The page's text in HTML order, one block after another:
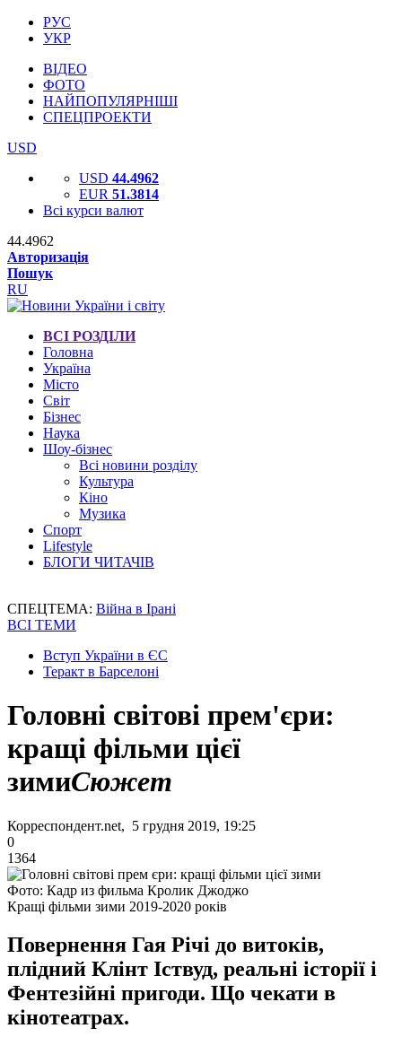
РУС
УКР
ВІДЕО
ФОТО
НАЙПОПУЛЯРНІШІ
СПЕЦПРОЕКТИ
USD
USD 44.4962
EUR 51.3814
Всі курси валют
44.4962
Авторизація
Пошук
RU
ВСІ РОЗДІЛИ
Головна
Україна
Місто
Світ
Бізнес
Наука
Шоу-бізнес
Всі новини розділу
Культура
Кіно
Музика
Спорт
Lifestyle
БЛОГИ ЧИТАЧІВ
СПЕЦТЕМА: Війна в Ірані
ВСІ ТЕМИ
Вступ України в ЄС
Теракт в Барселоні
Головні світові прем'єри:
кращі фільми цієї
зимиСюжет
Корреспондент.net, 5 грудня 2019, 19:25
0
1364
Фото: Кадр из фильма Кролик Джоджо
Кращі фільми зими 2019-2020 років
Повернення Гая Річі до витоків,
плідний Клінт Іствуд, реальні історії і
Фентезійні пригоди. Що чекати в
кінотеатрах.